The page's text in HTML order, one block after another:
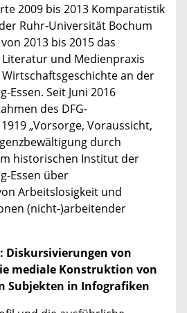
2009 bis 2013 Komparatistik
Ruhr-Universität Bochum
2013 bis 2015 das
und Medienpraxis
an der
Essen. Seit Juni 2016
des DFG-
„Vorsorge, Voraussicht,
durch
historischen Institut der
Essen über
Arbeitslosigkeit und
(nicht-)arbeitender
Diskursivierungen von
mediale Konstruktion von
Subjekten in Infografiken